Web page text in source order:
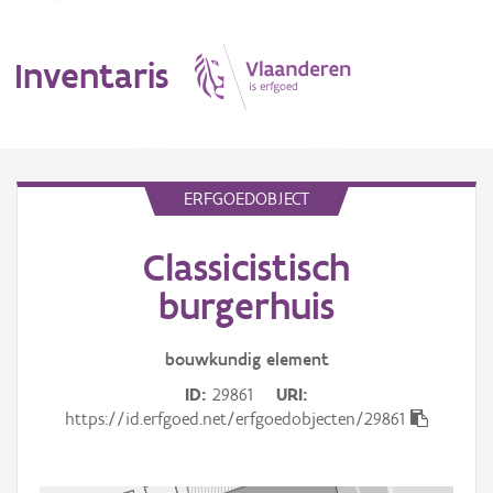
Inventaris
ERFGOEDOBJECT
Classicistisch
burgerhuis
bouwkundig element
ID 29861
URI
https://id.erfgoed.net/erfgoedobjecten/29861